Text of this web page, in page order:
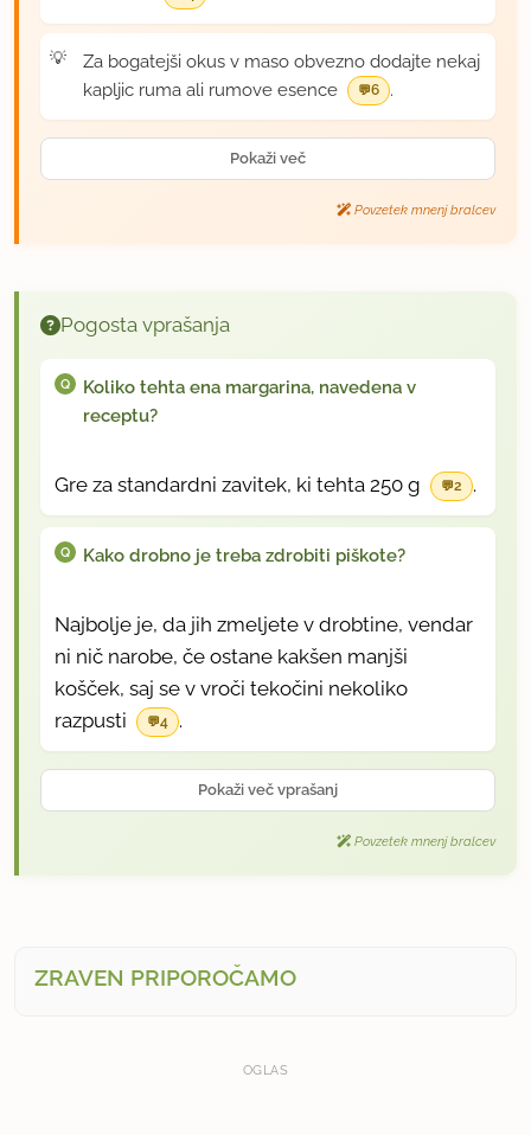
Za bogatejši okus v maso obvezno dodajte nekaj
kapljic ruma ali rumove esence
6 .
Pokaži več
Povzetek mnenj bralcev
Pogosta vprašanja
Koliko tehta ena margarina, navedena v
receptu?
Gre za standardni zavitek, ki tehta 250 g 2 .
Kako drobno je treba zdrobiti piškote?
Najbolje je, da jih zmeljete v drobtine, vendar
ni nič narobe, če ostane kakšen manjši
košček, saj se v vroči tekočini nekoliko
razpusti
4 .
Pokaži več vprašanj
Povzetek mnenj bralcev
ZRAVEN PRIPOROČAMO
OGLAS